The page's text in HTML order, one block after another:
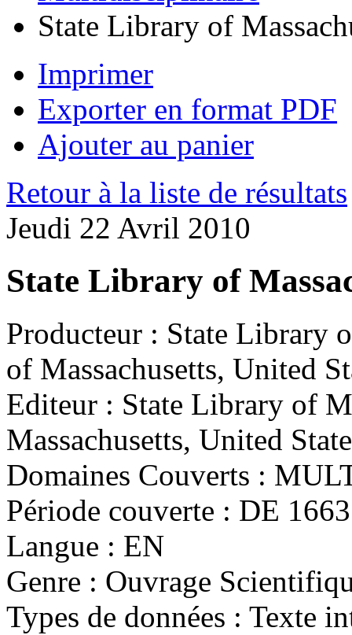
State Library of
Imprimer
Exporter en format PDF
Ajouter au panier
Retour à la liste de résultats
Jeudi 22 Avril 2010
State Library of
Producteur : State Library
of Massachusetts, United
Editeur : State Library of
Massachusetts, United
Domaines Couverts :
Période couverte : DE
Langue : EN
Genre : Ouvrage
Types de données : Texte